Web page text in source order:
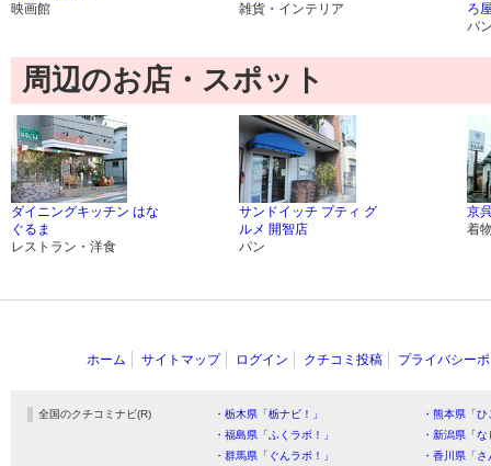
映画館
雑貨・インテリア
ろ
パ
周辺のお店・スポット
ダイニングキッチン はな
ぐるま
レストラン・洋食
サンドイッチ プティ グ
ルメ 開智店
パン
京
着
ホーム サイトマップ ログイン クチコミ投稿 プライバシー
全国のクチコミナビ(R) ・栃木県「栃ナビ！」
・熊本県「
・福島県「ふくラボ！」
・新潟県「
・群馬県「ぐんラボ！」
・香川県「